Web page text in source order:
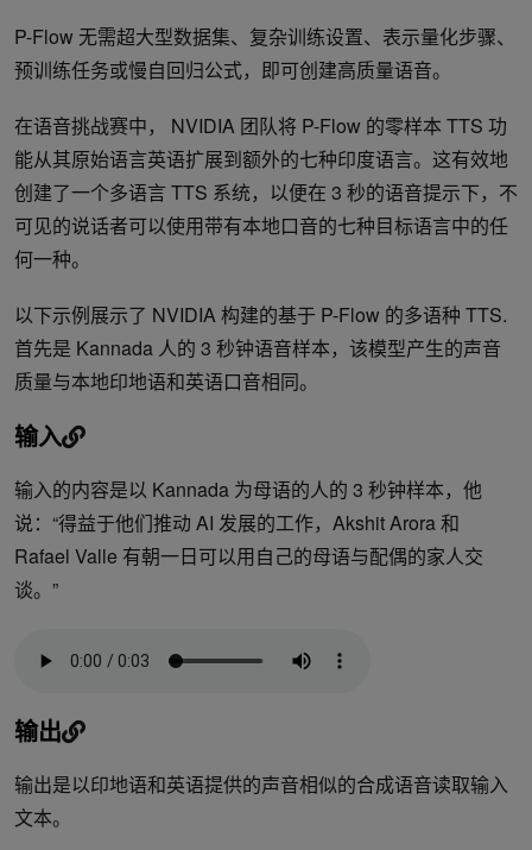
P-Flow 无需超大型数据集、复杂训练设置、表示量化步骤、
预训练任务或慢自回归公式，即可创建高质量语音。
在语音挑战赛中， NVIDIA 团队将 P-Flow 的零样本 TTS 功
能从其原始语言英语扩展到额外的七种印度语言。这有效地
创建了一个多语言 TTS 系统，以便在 3 秒的语音提示下，不
可见的说话者可以使用带有本地口音的七种目标语言中的任
何一种。
以下示例展示了 NVIDIA 构建的基于 P-Flow 的多语种 TTS.
首先是 Kannada 人的 3 秒钟语音样本，该模型产生的声音
质量与本地印地语和英语口音相同。
输入
输入的内容是以 Kannada 为母语的人的 3 秒钟样本，他
说：“得益于他们推动 AI 发展的工作，Akshit Arora 和
Rafael Valle 有朝一日可以用自己的母语与配偶的家人交
谈。”
输出
输出是以印地语和英语提供的声音相似的合成语音读取输入
文本。